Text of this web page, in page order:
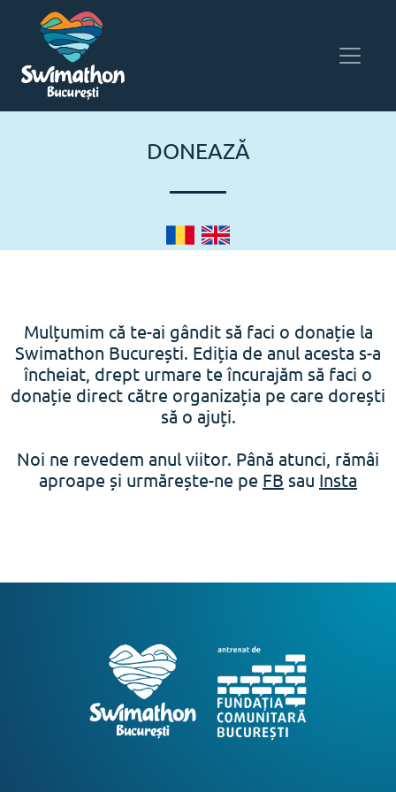
DONEAZĂ
Mulțumim că te-ai gândit să faci o donație la
Swimathon București. Ediția de anul acesta s-a
încheiat, drept urmare te încurajăm să faci o
donație direct către organizația pe care dorești
să o ajuți.
Noi ne revedem anul viitor. Până atunci, rămâi
aproape și urmărește-ne pe FB sau Insta